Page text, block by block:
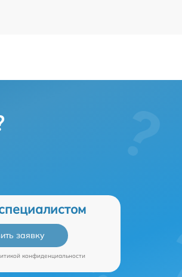
заявку
конфиденциальности